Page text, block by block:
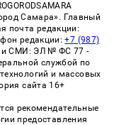
Самара». Главный
почта редакции:
редакции:+7 (987)
СМИ: ЭЛ № ФС 77 -
службой по
и массовых
сайта 16+
рекомендательные
предоставления